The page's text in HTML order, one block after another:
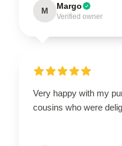
M Margo
Verified owner
Very happy with my
cousins who were